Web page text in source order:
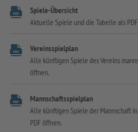
Spiele-Übersicht
Aktuelle Spiele und die Tabelle als
Vereinsspielplan
Alle künftigen Spiele des Vereins
öffnen.
Mannschaftsspielplan
Alle künftigen Spiele der Mannschaft
PDF öffnen.